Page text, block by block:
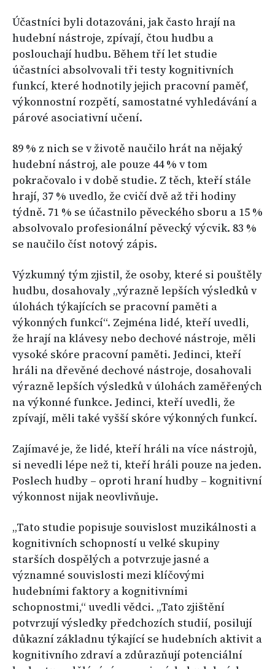
Účastníci byli dotazováni, jak často hrají na
hudební nástroje, zpívají, čtou hudbu a
poslouchají hudbu. Během tří let studie
účastníci absolvovali tři testy kognitivních
funkcí, které hodnotily jejich pracovní paměť,
výkonnostní rozpětí, samostatné vyhledávání a
párové asociativní učení.
89 % z nich se v životě naučilo hrát na nějaký
hudební nástroj, ale pouze 44 % v tom
pokračovalo i v době studie. Z těch, kteří stále
hrají, 37 % uvedlo, že cvičí dvě až tři hodiny
týdně. 71 % se účastnilo pěveckého sboru a 15 %
absolvovalo profesionální pěvecký výcvik. 83 %
se naučilo číst notový zápis.
Výzkumný tým zjistil, že osoby, které si pouštěly
hudbu, dosahovaly „výrazně lepších výsledků v
úlohách týkajících se pracovní paměti a
výkonných funkcí“. Zejména lidé, kteří uvedli,
že hrají na klávesy nebo dechové nástroje, měli
vysoké skóre pracovní paměti. Jedinci, kteří
hráli na dřevěné dechové nástroje, dosahovali
výrazně lepších výsledků v úlohách zaměřených
na výkonné funkce. Jedinci, kteří uvedli, že
zpívají, měli také vyšší skóre výkonných funkcí.
Zajímavé je, že lidé, kteří hráli na více nástrojů,
si nevedli lépe než ti, kteří hráli pouze na jeden.
Poslech hudby – oproti hraní hudby – kognitivní
výkonnost nijak neovlivňuje.
„Tato studie popisuje souvislost muzikálnosti a
kognitivních schopností u velké skupiny
starších dospělých a potvrzuje jasné a
významné souvislosti mezi klíčovými
hudebními faktory a kognitivními
schopnostmi,“ uvedli vědci. „Tato zjištění
potvrzují výsledky předchozích studií, posilují
důkazní základnu týkající se hudebních aktivit a
kognitivního zdraví a zdůrazňují potenciální